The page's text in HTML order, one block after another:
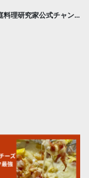
料理研究家公式チャン